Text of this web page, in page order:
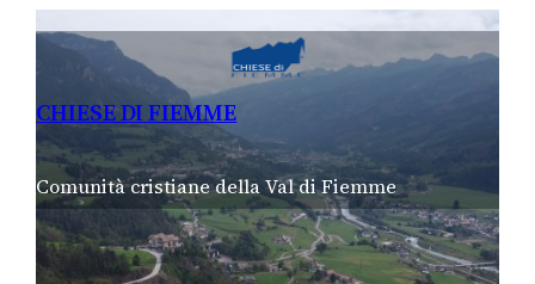
CHIESE DI FIEMME
Comunità cristiane della Val di Fiemme